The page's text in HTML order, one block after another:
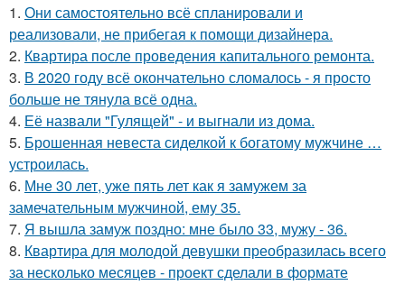
1. Они самостоятельно всё спланировали и
реализовали, не прибегая к помощи дизайнера.
2. Квартира после проведения капитального ремонта.
3. В 2020 году всё окончательно сломалось - я просто
больше не тянула всё одна.
4. Её назвали "Гулящей" - и выгнали из дома.
5. Брошенная невеста сиделкой к богатому мужчине …
устроилась.
6. Мне 30 лет, уже пять лет как я замужем за
замечательным мужчиной, ему 35.
7. Я вышла замуж поздно: мне было 33, мужу - 36.
8. Квартира для молодой девушки преобразилась всего
за несколько месяцев - проект сделали в формате